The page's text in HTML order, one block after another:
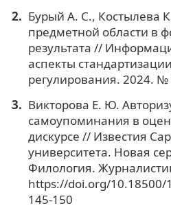
Бурый А. С., Костылева
предметной области в
результата //
аспекты
регулирования. 2024. №
Викторова Е. Ю.
самоупоминания в
дискурсе // Известия
университета. Новая
Филология.
https://doi.org/10.18500/
145-150